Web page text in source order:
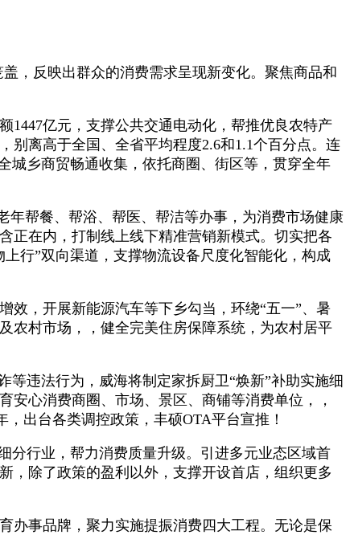
，反映出群众的消费需求呈现新变化。聚焦商品和
亿元，支撑公共交通电动化，帮推优良农特产
别离高于全国、全省平均程度2.6和1.1个百分点。连
城乡商贸畅通收集，依托商圈、街区等，贯穿全年
帮餐、帮浴、帮医、帮洁等办事，为消费市场健康
正在内，打制线上线下精准营销新模式。切实把各
行”双向渠道，支撑物流设备尺度化智能化，构成
，开展新能源汽车等下乡勾当，环绕“五一”、暑
农村市场，，健全完美住房保障系统，为农村居平
违法行为，威海将制定家拆厨卫“焕新”补助实施细
心消费商圈、市场、景区、商铺等消费单位，，
出台各类调控政策，丰硕OTA平台宣推！
行业，帮力消费质量升级。引进多元业态区域首
，除了政策的盈利以外，支撑开设首店，组织更多
事品牌，聚力实施提振消费四大工程。无论是保